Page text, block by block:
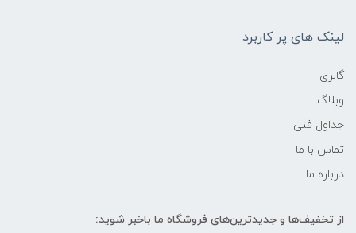
لینک های پر کاربرد
گالری
وبلاگ
جداول فنی
تماس با ما
درباره ما
از تخفیف‌ها و جدیدترین‌های فروشگاه ما باخبر شوید: